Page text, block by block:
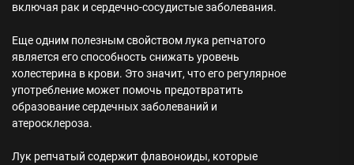
включая рак и сердечно-сосудистые заболевания.
Еще одним полезным свойством лука репчатого
является его способность снижать уровень
холестерина в крови. Это значит, что его регулярное
употребление может помочь предотвратить
образование сердечных заболеваний и
атеросклероза.
Лук репчатый содержит флавоноиды, которые